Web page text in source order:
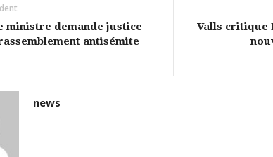
ministre demande justice
antisémite
Valls critique
news